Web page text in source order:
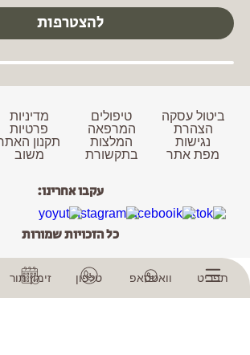
להצטרפות
ביטול עסקה
הצהרת
נגישות
מפת אתר
טיפולים
המרפאה
המלצות
בתקשורת
מדיניות
פרטיות
תקנון האתר
משוב
עקבו אחרינו:
כל הזכויות שמורות
תפריט וואטסאפ טלפון זימון תור